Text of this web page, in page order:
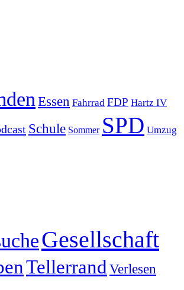
Essen Fahrrad FDP Hartz IV
Schule Sommer SPD Umzug
Gesellschaft
Tellerrand Verlesen